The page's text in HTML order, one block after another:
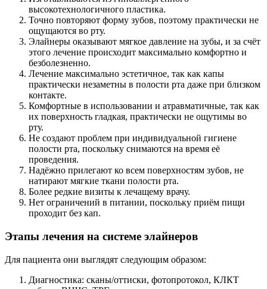
высокотехнологичного пластика.
Точно повторяют форму зубов, поэтому практически не
ощущаются во рту.
Элайнеры оказывают мягкое давление на зубы, и за счёт
этого лечение происходит максимально комфортно и
безболезненно.
Лечение максимально эстетичное, так как капы
практически незаметны в полости рта даже при близком
контакте.
Комфортные в использовании и атравматичные, так как
их поверхность гладкая, практически не ощутимы во
рту.
Не создают проблем при индивидуальной гигиене
полости рта, поскольку снимаются на время её
проведения.
Надёжно прилегают ко всем поверхностям зубов, не
натирают мягкие ткани полости рта.
Более редкие визиты к лечащему врачу.
Нет ограничений в питании, поскольку приём пищи
проходит без кап.
Этапы лечения на системе элайнеров
Для пациента они выглядят следующим образом:
Диагностика: сканы/оттиски, фотопротокол, КЛКТ